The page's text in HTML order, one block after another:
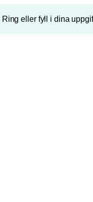
Ring eller fyll i dina